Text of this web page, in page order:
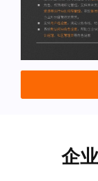
企